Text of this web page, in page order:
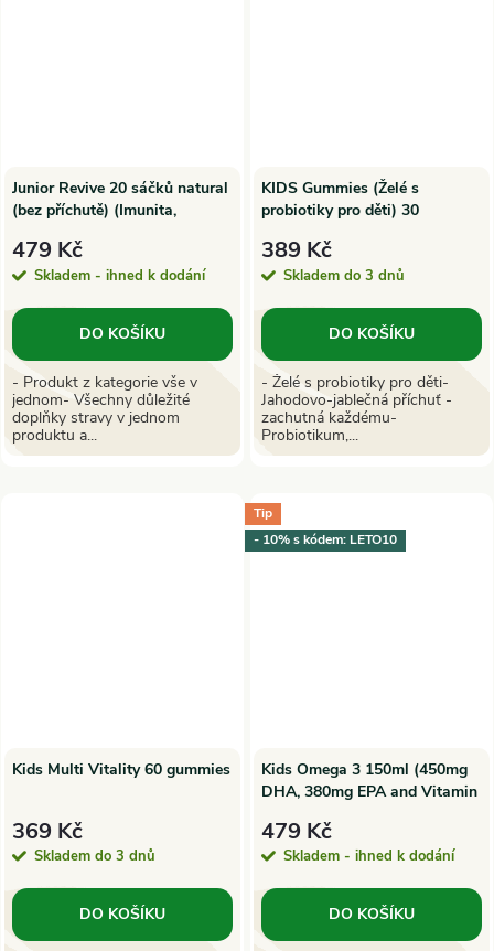
Junior Revive 20 sáčků natural
(bez příchutě) (Imunita,
479 Kč
Skladem - ihned k dodání
DO KOŠÍKU
- Produkt z kategorie vše v
jednom- Všechny důležité
doplňky stravy v jednom
produktu a...
KIDS Gummies (Želé s
probiotiky pro děti) 30
389 Kč
Skladem do 3 dnů
DO KOŠÍKU
- Želé s probiotiky pro děti-
Jahodovo-jablečná příchuť -
zachutná každému-
Probiotikum,...
Kids Multi Vitality 60 gummies
369 Kč
Skladem do 3 dnů
DO KOŠÍKU
Tip
- 10% s kódem: LETO10
Kids Omega 3 150ml (450mg
DHA, 380mg EPA and Vitamin
479 Kč
Skladem - ihned k dodání
DO KOŠÍKU